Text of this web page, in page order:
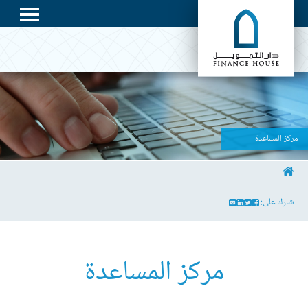
مركز المساعدة
شارك على:
مركز المساعدة